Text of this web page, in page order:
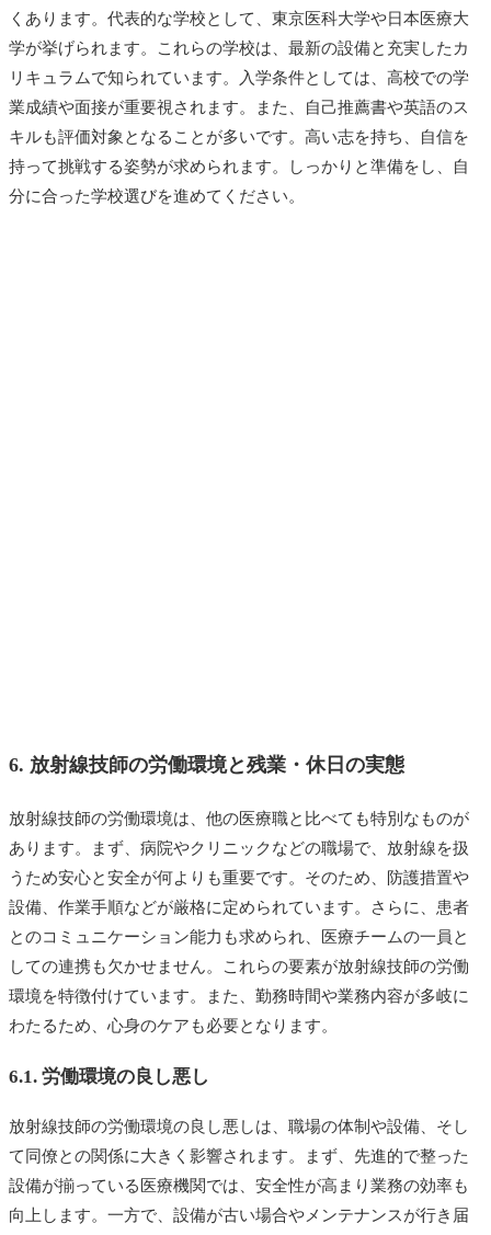
くあります。代表的な学校として、東京医科大学や日本医療大
学が挙げられます。これらの学校は、最新の設備と充実したカ
リキュラムで知られています。入学条件としては、高校での学
業成績や面接が重要視されます。また、自己推薦書や英語のス
キルも評価対象となることが多いです。高い志を持ち、自信を
持って挑戦する姿勢が求められます。しっかりと準備をし、自
分に合った学校選びを進めてください。
6. 放射線技師の労働環境と残業・休日の実態
放射線技師の労働環境は、他の医療職と比べても特別なものが
あります。まず、病院やクリニックなどの職場で、放射線を扱
うため安心と安全が何よりも重要です。そのため、防護措置や
設備、作業手順などが厳格に定められています。さらに、患者
とのコミュニケーション能力も求められ、医療チームの一員と
しての連携も欠かせません。これらの要素が放射線技師の労働
環境を特徴付けています。また、勤務時間や業務内容が多岐に
わたるため、心身のケアも必要となります。
6.1. 労働環境の良し悪し
放射線技師の労働環境の良し悪しは、職場の体制や設備、そし
て同僚との関係に大きく影響されます。まず、先進的で整った
設備が揃っている医療機関では、安全性が高まり業務の効率も
向上します。一方で、設備が古い場合やメンテナンスが行き届